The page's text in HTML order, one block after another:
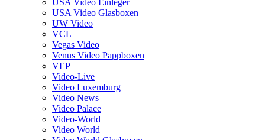
USA Video Einleger
USA Video Glasboxen
UW Video
VCL
Vegas Video
Venus Video Pappboxen
VEP
Video-Live
Video Luxemburg
Video News
Video Palace
Video-World
Video World